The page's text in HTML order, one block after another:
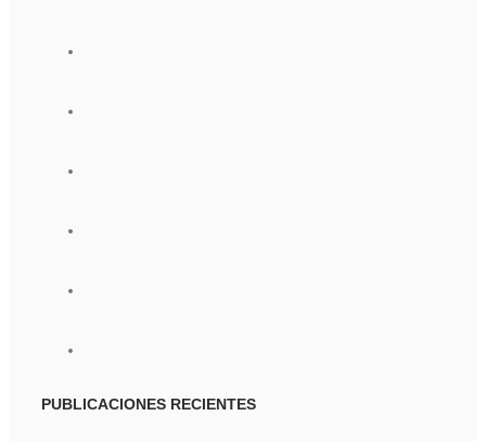
PUBLICACIONES RECIENTES